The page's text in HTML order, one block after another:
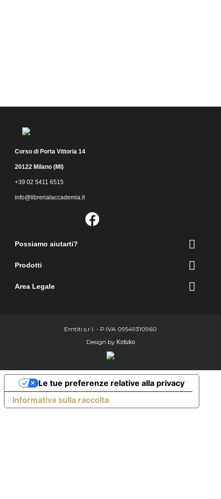
Corso di Porta Vittoria 14
20122 Milano (MI)
+39 02 5411 6515
info@librerialaccademia.it
Possiamo aiutarti? 
Prodotti 
Area Legale 
Emtiti s.r.l. - P.IVA 09549310960
Design by Kotuko
Informativa sulla raccolta
Le tue preferenze relative alla privacy